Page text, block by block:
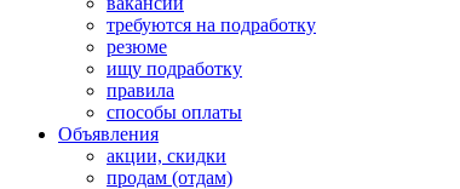
требуются на подработку
резюме
ищу подработку
правила
способы оплаты
Объявления
акции, скидки
продам (отдам)